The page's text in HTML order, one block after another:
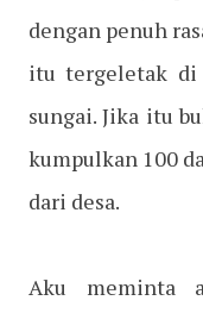
dengan penuh
itu tergeletak di
sungai. Jika itu
kumpulkan 100
dari desa.
Aku meminta